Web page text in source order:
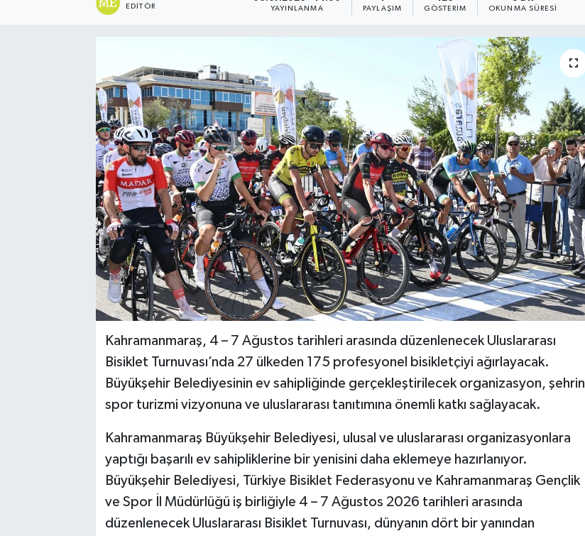
EDITÖR YAYINLANMA PAYLAŞIM GÖSTERIM OKUNMA SÜRESI
Kahramanmaraş, 4 – 7 Ağustos tarihleri arasında düzenlenecek Uluslararası
Bisiklet Turnuvası’nda 27 ülkeden 175 profesyonel bisikletçiyi ağırlayacak.
Büyükşehir Belediyesinin ev sahipliğinde gerçekleştirilecek organizasyon, şehrin
spor turizmi vizyonuna ve uluslararası tanıtımına önemli katkı sağlayacak.
Kahramanmaraş Büyükşehir Belediyesi, ulusal ve uluslararası organizasyonlara
yaptığı başarılı ev sahipliklerine bir yenisini daha eklemeye hazırlanıyor.
Büyükşehir Belediyesi, Türkiye Bisiklet Federasyonu ve Kahramanmaraş Gençlik
ve Spor İl Müdürlüğü iş birliğiyle 4 – 7 Ağustos 2026 tarihleri arasında
düzenlenecek Uluslararası Bisiklet Turnuvası, dünyanın dört bir yanından